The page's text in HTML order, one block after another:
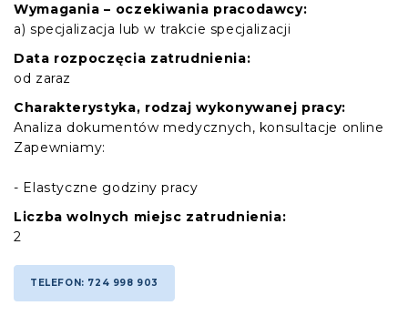
Wymagania – oczekiwania pracodawcy:
a) specjalizacja lub w trakcie specjalizacji
Data rozpoczęcia zatrudnienia:
od zaraz
Charakterystyka, rodzaj wykonywanej pracy:
Analiza dokumentów medycznych, konsultacje online
Zapewniamy:
- Elastyczne godziny pracy
Liczba wolnych miejsc zatrudnienia:
2
TELEFON: 724 998 903